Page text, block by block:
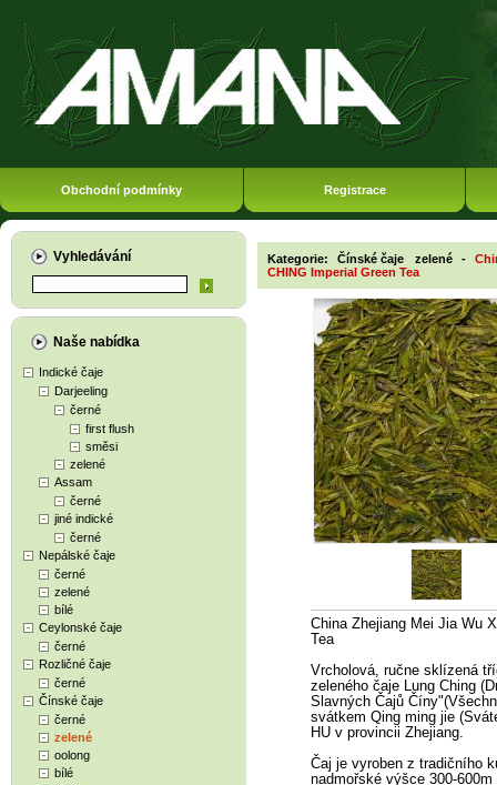
Obchodní podmínky Registrace
Vyhledávání
Naše nabídka
Indické čaje
Darjeeling
černé
first flush
směsi
zelené
Assam
černé
jiné indické
černé
Nepálské čaje
černé
zelené
bílé
Ceylonské čaje
černé
Rozličné čaje
černé
Čínské čaje
černé
zelené
oolong
bílé
Kategorie: Čínské čaje zelené -
CHING Imperial Green Tea
China Zhejiang Mei Jia Wu
Tea
Vrcholová, ručne sklízená
zeleného čaje Lung Ching
Slavných Čajů Číny"(
svátkem Qing ming jie
HU v provincii Zhejiang.
Čaj je vyroben z tradičního
nadmořské výšce 300-